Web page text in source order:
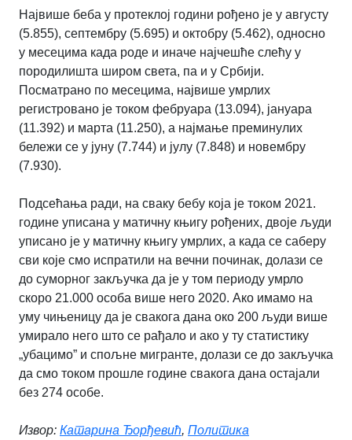
Највише беба у протеклој години рођено је у августу
(5.855), септембру (5.695) и октобру (5.462), односно
у месецима када роде и иначе најчешће слећу у
породилишта широм света, па и у Србији.
Посматрано по месецима, највише умрлих
регистровано је током фебруара (13.094), јануара
(11.392) и марта (11.250), а најмање преминулих
бележи се у јуну (7.744) и јулу (7.848) и новембру
(7.930).
Подсећања ради, на сваку бебу која је током 2021.
године уписана у матичну књигу рођених, двоје људи
уписано је у матичну књигу умрлих, а када се саберу
сви које смо испратили на вечни починак, долази се
до суморног закључка да је у том периоду умрло
скоро 21.000 особа више него 2020. Ако имамо на
уму чињеницу да је свакога дана око 200 људи више
умирало него што се рађало и ако у ту статистику
„убацимо” и спољне мигранте, долази се до закључка
да смо током прошле године свакога дана остајали
без 274 особе.
Извор: Катарина Ђорђевић, Политика